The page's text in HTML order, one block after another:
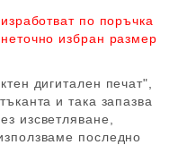
по поръчка
избран размер
дигитален печат",
и така запазва
изсветляване,
последно